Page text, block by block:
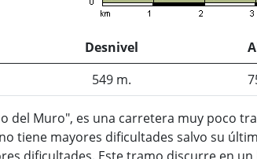
Desnivel
549 m.
del Muro", es una carretera muy poco
tiene mayores dificultades salvo su